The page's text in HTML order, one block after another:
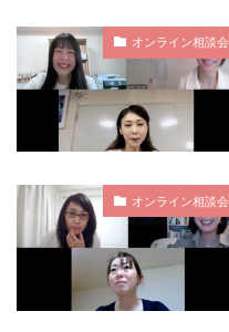
オンライン相談会
オンライン相談会